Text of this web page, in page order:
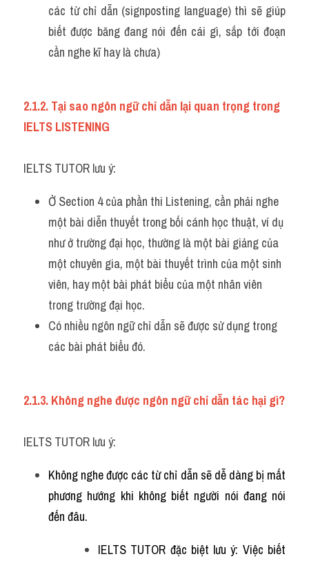
các từ chỉ dẫn (signposting language) thì sẽ giúp
biết được băng đang nói đến cái gì, sắp tới đoạn
cần nghe kĩ hay là chưa)
2.1.2. Tại sao ngôn ngữ chỉ dẫn lại quan trọng trong
IELTS LISTENING
IELTS TUTOR lưu ý:
Ở Section 4 của phần thi Listening, cần phải nghe
một bài diễn thuyết trong bối cánh học thuật, ví dụ
như ở trường đại học, thường là một bài giảng của
một chuyên gia, một bài thuyết trình của một sinh
viên, hay một bài phát biểu của một nhân viên
trong trường đại học.
Có nhiều ngôn ngữ chỉ dẫn sẽ được sử dụng trong
các bài phát biểu đó.
2.1.3. Không nghe được ngôn ngữ chỉ dẫn tác hại gì?
IELTS TUTOR lưu ý:
Không nghe được các từ chỉ dẫn sẽ dễ dàng bị mất
phương hướng khi không biết người nói đang nói
đến đâu.
IELTS TUTOR đặc biệt lưu ý: Việc biết